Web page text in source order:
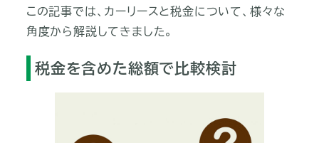
この記事では、カーリースと税金について、様々な
角度から解説してきました。
税金を含めた総額で比較検討